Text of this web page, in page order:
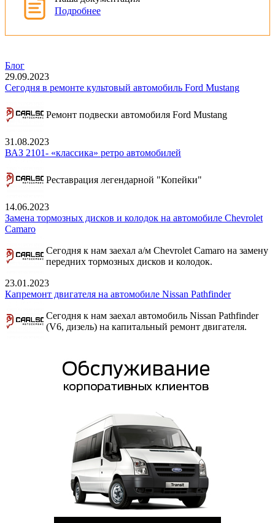
Подробнее
Блог
29.09.2023
Сегодня в ремонте культовый автомобиль Ford Mustang
Ремонт подвески автомобиля Ford Mustang
31.08.2023
ВАЗ 2101- «классика» ретро автомобилей
Реставрация легендарной "Копейки"
14.06.2023
Замена тормозных дисков и колодок на автомобиле Chevrolet
Camaro
Сегодня к нам заехал а/м Chevrolet Camaro на замену
передних тормозных дисков и колодок.
23.01.2023
Капремонт двигателя на автомобиле Nissan Pathfinder
Сегодня к нам заехал автомобиль Nissan Pathfinder
(V6, дизель) на капитальный ремонт двигателя.